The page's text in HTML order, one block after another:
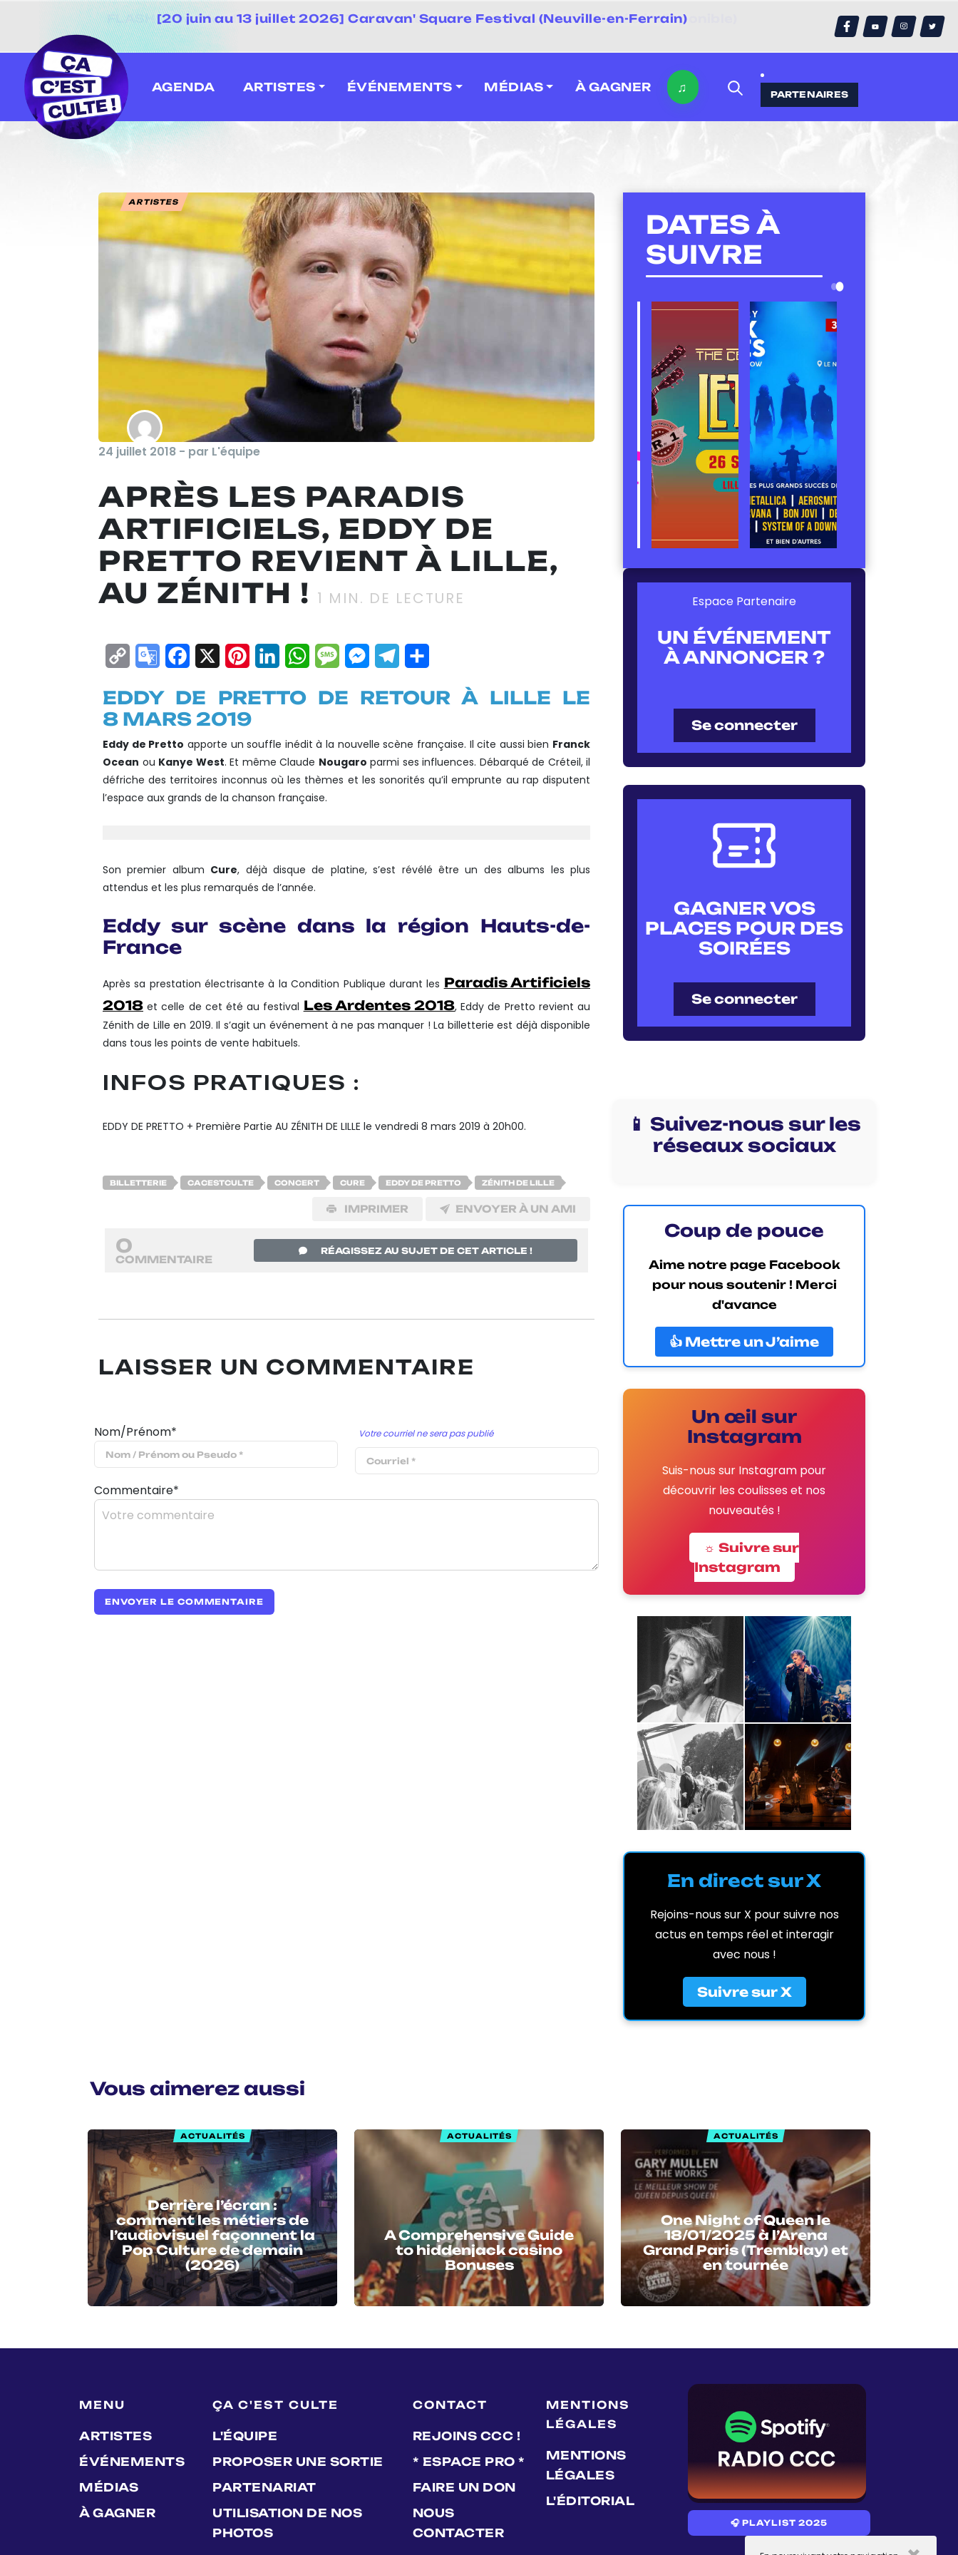
[20 juin au 13 juillet 2026] Caravan' Square Festival (Neuville-en-Ferrain)
AGENDA ARTISTES ÉVÉNEMENTS MÉDIAS À GAGNER ♫ PARTENAIRES
ARTISTES
24 juillet 2018 - par L'équipe
APRÈS LES PARADIS
ARTIFICIELS, EDDY DE
PRETTO REVIENT À LILLE,
AU ZÉNITH ! 1 MIN. DE LECTURE
Copy GoogleFacebook
X Pinterest
LinkedInWhatsApp
MessageMessenger
Telegram
EDDY DE PRETTO DE RETOUR À LILLE LE
8 MARS 2019
Eddy de Pretto apporte un souffle inédit à la nouvelle scène française. Il cite aussi bien Franck
Ocean ou Kanye West. Et même Claude Nougaro parmi ses influences. Débarqué de Créteil, il
défriche des territoires inconnus où les thèmes et les sonorités qu’il emprunte au rap disputent
l’espace aux grands de la chanson française.
Son premier album Cure, déjà disque de platine, s’est révélé être un des albums les plus
attendus et les plus remarqués de l’année.
Eddy sur scène dans la région Hauts-de-
France
Après sa prestation électrisante à la Condition Publique durant les Paradis Artificiels
2018 et celle de cet été au festival Les Ardentes 2018, Eddy de Pretto revient au
Zénith de Lille en 2019. Il s’agit un événement à ne pas manquer ! La billetterie est déjà disponible
dans tous les points de vente habituels.
INFOS PRATIQUES :
EDDY DE PRETTO + Première Partie AU ZÉNITH DE LILLE le vendredi 8 mars 2019 à 20h00.
BILLETTERIE CACESTCULTE CONCERT CURE EDDY DE PRETTO ZÉNITH DE LILLE
IMPRIMER ENVOYER À UN AMI
0
COMMENTAIRE
RÉAGISSEZ AU SUJET DE CET ARTICLE !
LAISSER UN COMMENTAIRE
Nom/Prénom* Votre courriel ne sera pas publié
Commentaire*
DATES À
SUIVRE
Espace Partenaire
UN ÉVÉNEMENT
À ANNONCER ?
Se connecter
GAGNER VOS
PLACES POUR DES
SOIRÉES
Se connecter
📱 Suivez-nous sur les
réseaux sociaux
Coup de pouce
Aime notre page Facebook
pour nous soutenir ! Merci
d'avance
👍 Mettre un J’aime
Un œil sur
Instagram
Suis-nous sur Instagram pour
découvrir les coulisses et nos
nouveautés !
☼ Suivre sur
Instagram
En direct sur X
Rejoins-nous sur X pour suivre nos
actus en temps réel et interagir
avec nous !
Suivre sur X
Vous aimerez aussi
ACTUALITÉS
Derrière l’écran :
comment les métiers de
l’audiovisuel façonnent la
Pop Culture de demain
(2026)
ACTUALITÉS
A Comprehensive Guide
to hiddenjack casino
Bonuses
ACTUALITÉS
One Night of Queen le
18/01/2025 à l’Arena
Grand Paris (Tremblay) et
en tournée
MENU
ARTISTES
ÉVÉNEMENTS
MÉDIAS
À GAGNER
ÇA C'EST CULTE
L'ÉQUIPE
PROPOSER UNE SORTIE
PARTENARIAT
UTILISATION DE NOS
PHOTOS
CONTACT
REJOINS CCC !
* ESPACE PRO *
FAIRE UN DON
NOUS
CONTACTER
MENTIONS
LÉGALES
MENTIONS
LÉGALES
L'ÉDITORIAL
🎧 PLAYLIST 2025